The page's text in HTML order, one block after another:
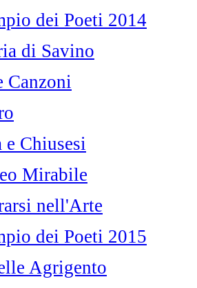
dei Poeti 2014
di Savino
Canzoni
e Chiusesi
Mirabile
nell'Arte
dei Poeti 2015
Agrigento